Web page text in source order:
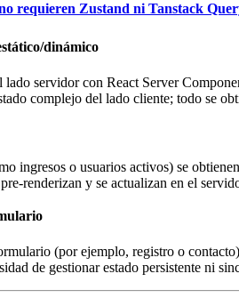
requieren Zustand ni Tanstack
dinámico
lado servidor con React Server
complejo del lado cliente; todo se
ingresos o usuarios activos) se
renderizan y se actualizan en el
(por ejemplo, registro o
de gestionar estado persistente ni